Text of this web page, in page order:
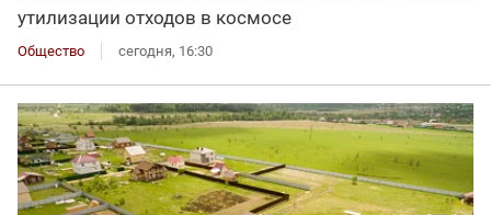
утилизации отходов в космосе
Общество сегодня, 16:30